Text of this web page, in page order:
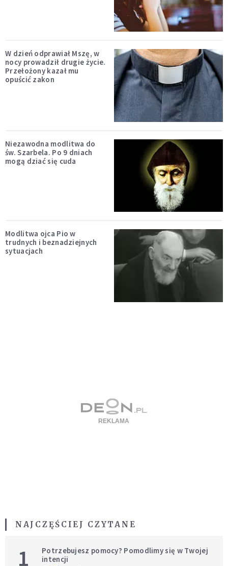
W dzień odprawiał Mszę, w
nocy prowadził drugie życie.
Przełożony kazał mu
opuścić zakon
Niezawodna modlitwa do
św. Szarbela. Po 9 dniach
mogą dziać się cuda
Modlitwa ojca Pio w
trudnych i beznadziejnych
sytuacjach
NAJCZĘŚCIEJ CZYTANE
1
Potrzebujesz pomocy? Pomodlimy się w Twojej
intencji